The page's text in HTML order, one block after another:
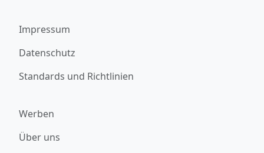
Impressum
Datenschutz
Standards und Richtlinien
Werben
Über uns